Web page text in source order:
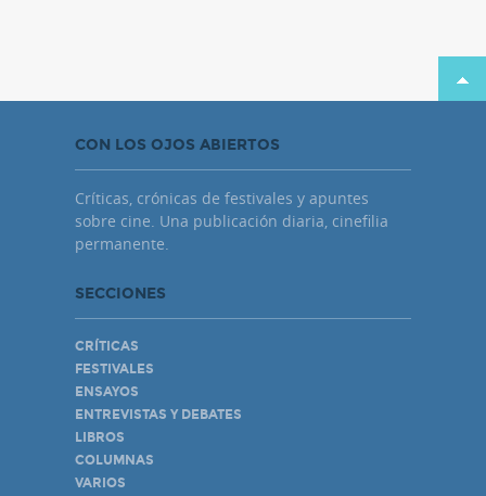
CON LOS OJOS ABIERTOS
Críticas, crónicas de festivales y apuntes
sobre cine. Una publicación diaria, cinefilia
permanente.
SECCIONES
CRÍTICAS
FESTIVALES
ENSAYOS
ENTREVISTAS Y DEBATES
LIBROS
COLUMNAS
VARIOS